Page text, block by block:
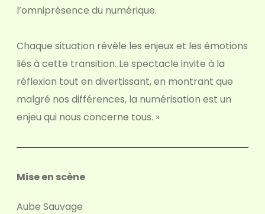
l’omniprésence du numérique.
Chaque situation révèle les enjeux et les émotions
liés à cette transition. Le spectacle invite à la
réflexion tout en divertissant, en montrant que
malgré nos différences, la numérisation est un
enjeu qui nous concerne tous. »
Mise en scène
Aube Sauvage